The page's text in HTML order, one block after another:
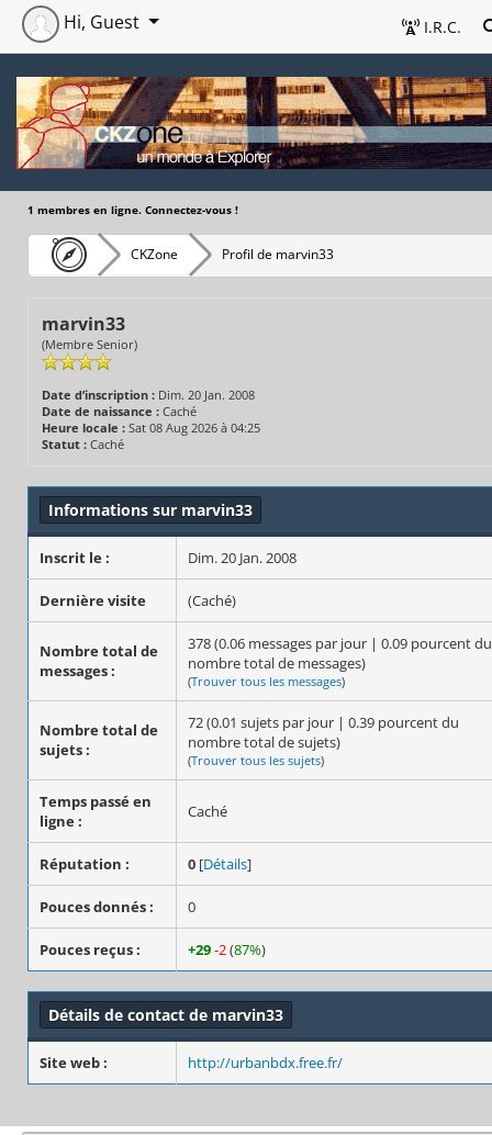
I.R.C.
Hi, Guest
1 membres en ligne. Connectez-vous !
CKZone Profil de marvin33
marvin33
(Membre Senior)
Date d’inscription : Dim. 20 Jan. 2008
Date de naissance : Caché
Heure locale : Sat 08 Aug 2026 à 04:25
Statut : Caché
Informations sur marvin33
Inscrit le : Dim. 20 Jan. 2008
Dernière visite (Caché)
Nombre total de
messages :
378 (0.06 messages par jour | 0.09 pourcent du
nombre total de messages)
(Trouver tous les messages)
Nombre total de
sujets :
72 (0.01 sujets par jour | 0.39 pourcent du
nombre total de sujets)
(Trouver tous les sujets)
Temps passé en
ligne :
Caché
Réputation : 0 [Détails]
Pouces donnés : 0
Pouces reçus : +29-2(87%)
Détails de contact de marvin33
Site web : http://urbanbdx.free.fr/